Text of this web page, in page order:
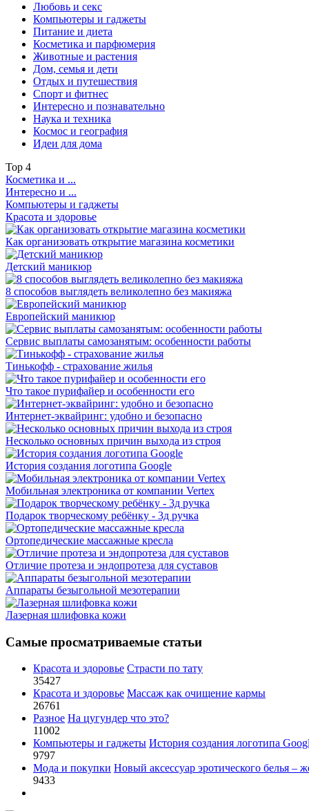
Любовь и секс
Компьютеры и гаджеты
Питание и диета
Косметика и парфюмерия
Животные и растения
Дом, семья и дети
Отдых и путешествия
Спорт и фитнес
Интересно и познавательно
Наука и техника
Космос и география
Идеи для дома
Top 4
Косметика и ...
Интересно и ...
Компьютеры и гаджеты
Красота и здоровье
Как организовать открытие магазина косметики
Детский маникюр
8 способов выглядеть великолепно без макияжа
Европейский маникюр
Сервис выплаты самозанятым: особенности работы
Тинькофф - страхование жилья
Что такое пурифайер и особенности его
Интернет-эквайринг: удобно и безопасно
Несколько основных причин выхода из строя
История создания логотипа Google
Мобильная электроника от компании Vertex
Подарок творческому ребёнку - 3д ручка
Ортопедические массажные кресла
Отличие протеза и эндопротеза для суставов
Аппараты безыгольной мезотерапии
Лазерная шлифовка кожи
Самые просматриваемые статьи
Красота и здоровье Страсти по тату
35427
Красота и здоровье Массаж как очищение кармы
26761
Разное На цугундер что это?
11002
Компьютеры и гаджеты История создания логотипа
9797
Мода и покупки Новый аксессуар эротического белья –
9433